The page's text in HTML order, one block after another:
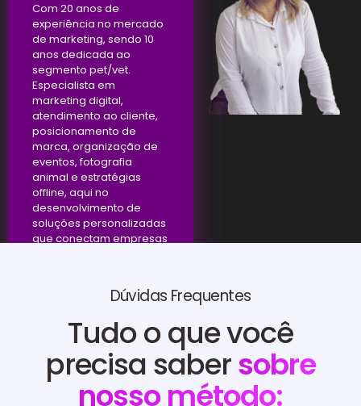
Com 20 anos de
experiência no mercado
de marketing, sendo 10
anos dedicada ao
segmento pet/vet.
Especialista em
marketing digital,
atendimento ao cliente,
posicionamento de
marca, organização de
eventos, fotografia
animal e estratégias
offline, aqui no
desenvolvimento de
soluções personalizadas
que conectam empresas
Dúvidas Frequentes
Tudo o que você
precisa sabersobre
nosso método: